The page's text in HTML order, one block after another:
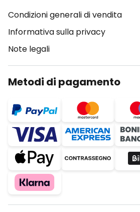
Condizioni generali di vendita
Informativa sulla privacy
Note legali
Metodi di pagamento